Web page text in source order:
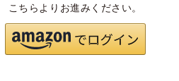
こちらよりお進みください。